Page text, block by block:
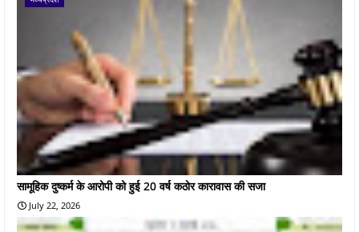
सामूहिक दुष्कर्म के आरोपी को हुई 20 वर्ष कठोर कारावास की सजा
July 22, 2026